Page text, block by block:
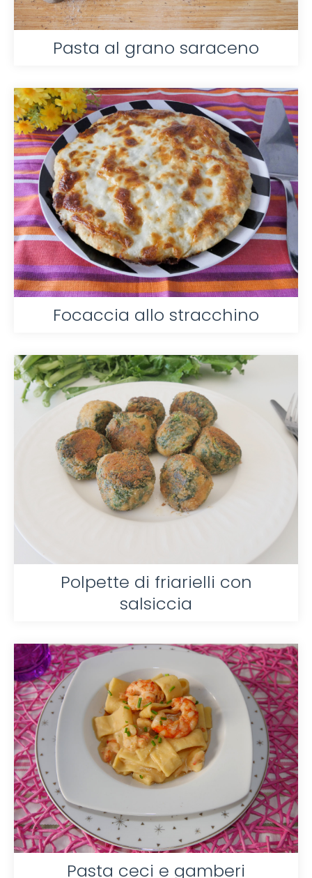
Pasta al grano saraceno
Focaccia allo stracchino
Polpette di friarielli con
salsiccia
Pasta ceci e gamberi